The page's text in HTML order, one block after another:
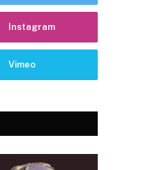
Instagram
Vimeo